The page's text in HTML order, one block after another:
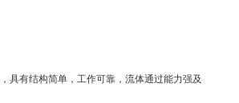
具有结构简单，工作可靠，流体通过能力强及